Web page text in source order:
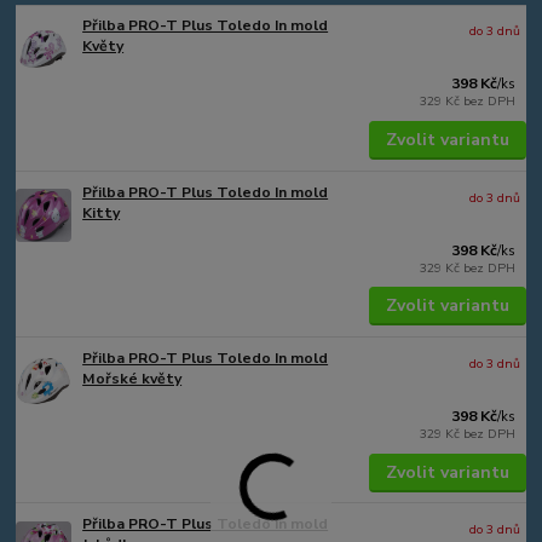
Přilba PRO-T Plus Toledo In mold
Květy
398 Kč/ks
329 Kč bez DPH
do 3 dnů
Zvolit variantu
Přilba PRO-T Plus Toledo In mold
Kitty
398 Kč/ks
329 Kč bez DPH
do 3 dnů
Zvolit variantu
Přilba PRO-T Plus Toledo In mold
Mořské květy
398 Kč/ks
329 Kč bez DPH
do 3 dnů
Zvolit variantu
Přilba PRO-T Plus Toledo In mold
do 3 dnů